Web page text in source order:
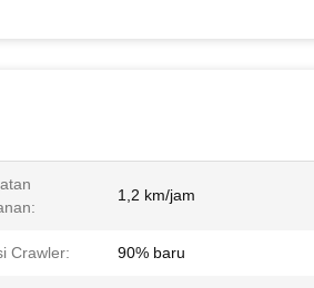
1,2 km/jam
Crawler: 90% baru